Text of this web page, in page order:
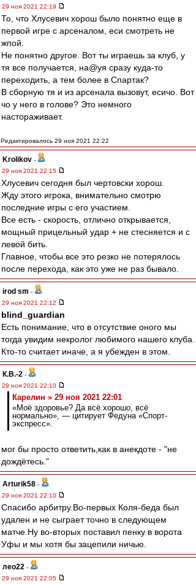
29 ноя 2021 22:19
То, что Хлусевич хорош было понятно еще в
первой игре с арсеналом, еси смотреть не
жпой.
Не понятно другое. Вот ты играешь за клуб, у
тя все получается, на@уя сразу куда-то
переходить, а тем более в Спартак?
В сборную тя и из арсенала вызовут, есичо. Вот
чо у него в голове? Это немного
настораживает.
Редактировалось 29 ноя 2021 22:22
Krolikov -
29 ноя 2021 22:15
Хлусевич сегодня был чертовски хорош.
Жду этого игрока, внимательно смотрю
последние игры с его участием.
Все есть - скорость, отлично открывается,
мощный прицельный удар + не стесняется и с
левой бить.
Главное, чтобы все это резко не потерялось
после перехода, как это уже не раз бывало.
irod sm -
29 ноя 2021 22:12
blind_guardian
Есть понимание, что в отсутствие оного мы
тогда увидим некролог любимого нашего клуба.
Кто-то считает иначе, а я убежден в этом.
К.В.-2 -
29 ноя 2021 22:10
Карелин » 29 ноя 2021 22:01
«Моё здоровье? Да всё хорошо, всё
нормально», — цитирует Федуна «Спорт-
экспресс».
мог бы просто ответить,как в анекдоте - "не
дождётесь."
Arturik58 -
29 ноя 2021 22:10
Спасибо арбитру.Во-первых Коля-беда был
удален и не сыграет точно в следующем
матче.Ну во-вторых поставил пенку в ворота
Уфы и мы хотя бы зацепили ничью.
лео22 -
29 ноя 2021 22:05